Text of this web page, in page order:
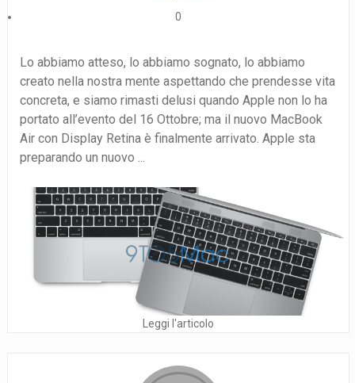
0
Lo abbiamo atteso, lo abbiamo sognato, lo abbiamo
creato nella nostra mente aspettando che prendesse vita
concreta, e siamo rimasti delusi quando Apple non lo ha
portato all’evento del 16 Ottobre; ma il nuovo MacBook
Air con Display Retina è finalmente arrivato. Apple sta
preparando un nuovo ...
Leggi l'articolo